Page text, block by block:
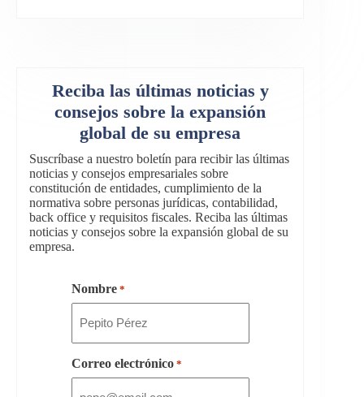
Reciba las últimas noticias y
consejos sobre la expansión
global de su empresa
Suscríbase a nuestro boletín para recibir las últimas
noticias y consejos empresariales sobre
constitución de entidades, cumplimiento de la
normativa sobre personas jurídicas, contabilidad,
back office y requisitos fiscales. Reciba las últimas
noticias y consejos sobre la expansión global de su
empresa.
Nombre *
Correo electrónico *